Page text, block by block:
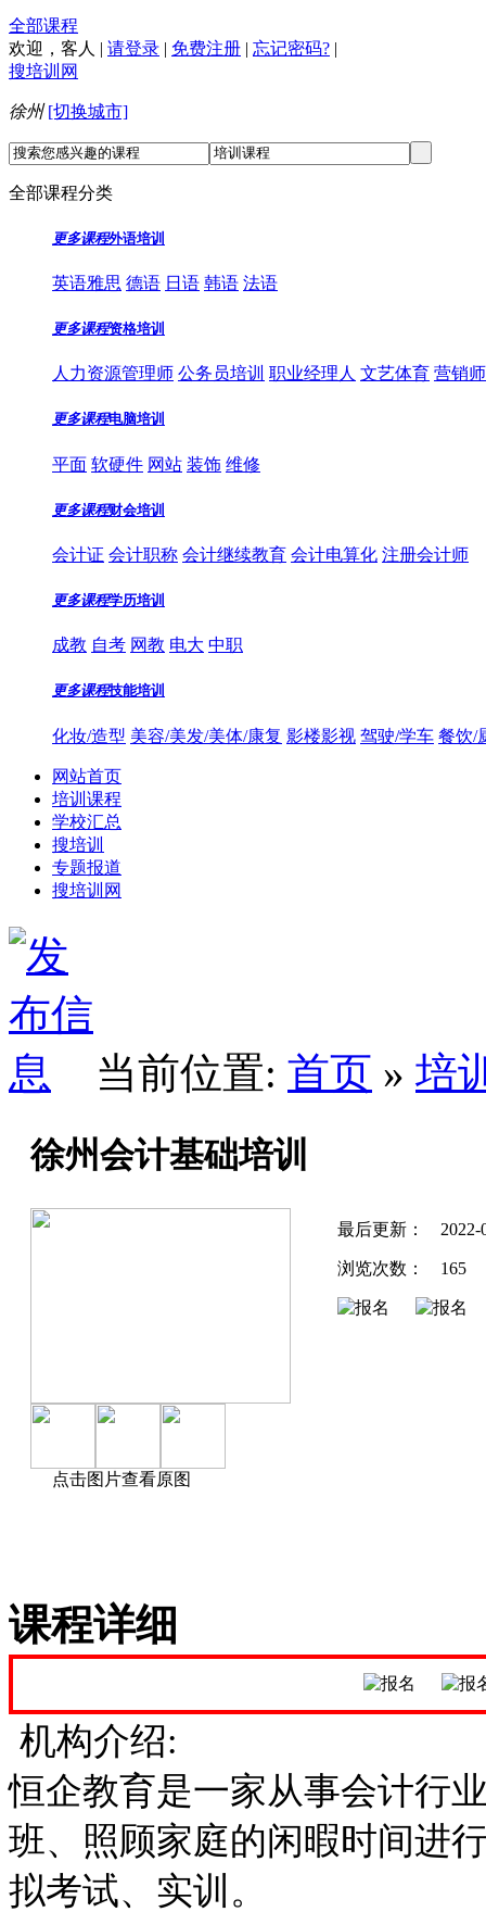
全部课程
欢迎， 客人 | 请登录 | 免费注册 | 忘记密码? |
搜培训网
徐州 [切换城市]
全部课程分类
更多课程外语培训
英语雅思 德语 日语 韩语 法语
更多课程资格培训
人力资源管理师 公务员培训 职业经理人 文艺体育 营销
更多课程电脑培训
平面 软硬件 网站 装饰 维修
更多课程财会培训
会计证 会计职称 会计继续教育 会计电算化 注册会计师
更多课程学历培训
成教 自考 网教 电大 中职
更多课程技能培训
化妆/造型 美容/美发/美体/康复 影楼影视 驾驶/学车 餐饮/
网站首页
培训课程
学校汇总
搜培训
专题报道
搜培训网
当前位置: 首页 » 培
徐州会计基础培训
点击图片查看原图
最后更新： 2022-
浏览次数： 165
课程详细
机构介绍:
恒企教育是一家从事会计行
班、照顾家庭的闲暇时间进
拟考试、实训。